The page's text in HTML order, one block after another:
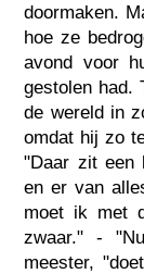
doormaken.
hoe ze
avond voor
gestolen had.
de wereld in
omdat hij zo
"Daar zit een
en er van
moet ik met
zwaar." -
meester,